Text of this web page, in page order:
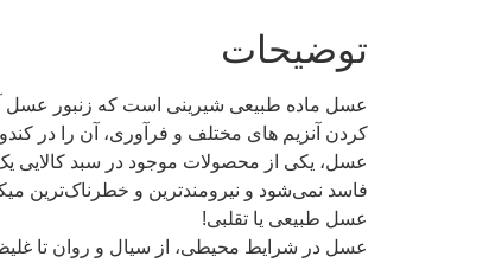
توضیحات
عسل ماده طبیعی شیرینی است که زنبور عسل آن
کردن آنزیم های مختلف و فرآوری، آن را در
عسل، یکی از محصولات موجود در سبد کالایی
فاسد نمی‌شود و نیرومندترین و خطرناک‌ترین میکروب‌ها را در کمتر از 48 ساعت نابود می‌کند. پس میتواند به
عسل طبیعی یا تقلبی!
عسل در شرایط محیطی، از سیال و روان تا